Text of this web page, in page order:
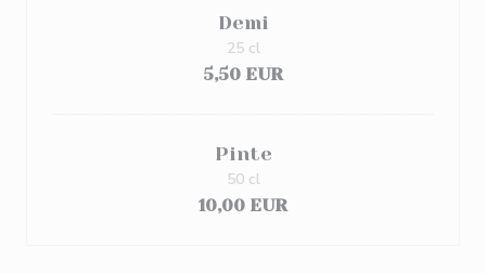
Demi
5,50 EUR
25 cl
Pinte
10,00 EUR
50 cl